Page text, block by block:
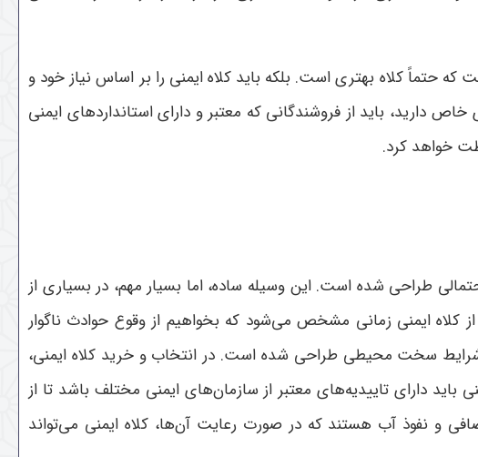
حتماً کلاه بهتری است. بلکه باید کلاه ایمنی را بر اساس نیاز خود و
دارید، باید از فروشندگانی که معتبر و دارای استانداردهای ایمنی
خواهد کرد.
طراحی شده است. این وسیله ساده، اما بسیار مهم، در بسیاری از
ایمنی زمانی مشخص می‌شود که بخواهیم از وقوع حوادث ناگوار
و شرایط سخت محیطی طراحی شده است. در انتخاب و خرید کلاه ایمنی،
باید دارای تاییدیه‌های معتبر از سازمان‌های ایمنی مختلف باشد تا از
و نفوذ آب هستند که در صورت رعایت آن‌ها، کلاه ایمنی می‌تواند